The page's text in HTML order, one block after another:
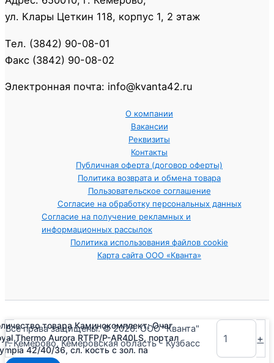
ул. Клары Цеткин 118, корпус 1, 2 этаж
Тел. (3842) 90-08-01
Факс (3842) 90-08-02
Электронная почта: info@kvanta42.ru
О компании
Вакансии
Реквизиты
Контакты
Публичная оферта (договор оферты)
Политика возврата и обмена товара
Пользовательское соглашение
Согласие на обработку персональных данных
Согласие на получение рекламных и
информационных рассылок
Политика использования файлов cookie
Карта сайта ООО «Кванта»
Все права защищены. © 2026. ООО "Кванта"
г. Кемерово, Кемеровская область - Кузбасс
-
товара Каминокомплект: Очаг
Thermo Aurora RTFP/P-AR40LS, портал
42/40/36, сл. кость с зол. па
+